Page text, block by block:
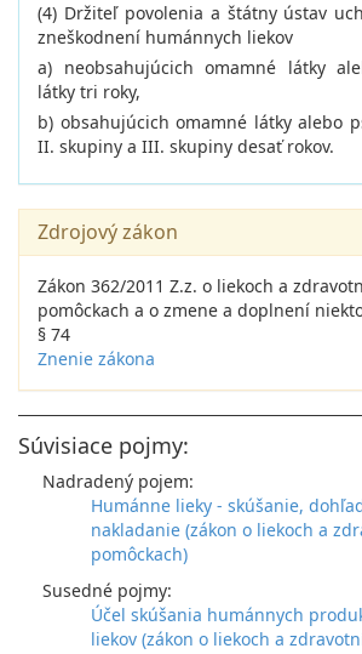
(4) Držiteľ povolenia a štátny ústav
zneškodnení humánnych liekov
a) neobsahujúcich omamné látky
látky tri roky,
b) obsahujúcich omamné látky alebo
II. skupiny a III. skupiny desať rokov.
Zdrojový zákon
Zákon 362/2011 Z.z. o liekoch a
pomôckach a o zmene a doplnení
§ 74
Znenie zákona
Súvisiace pojmy:
Nadradený pojem:
Humánne lieky - skúšanie,
nakladanie (zákon o liekoch a
pomôckach)
Susedné pojmy:
Účel skúšania humánnych
liekov (zákon o liekoch a